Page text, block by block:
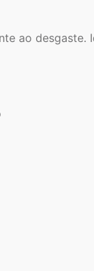
ao desgaste.